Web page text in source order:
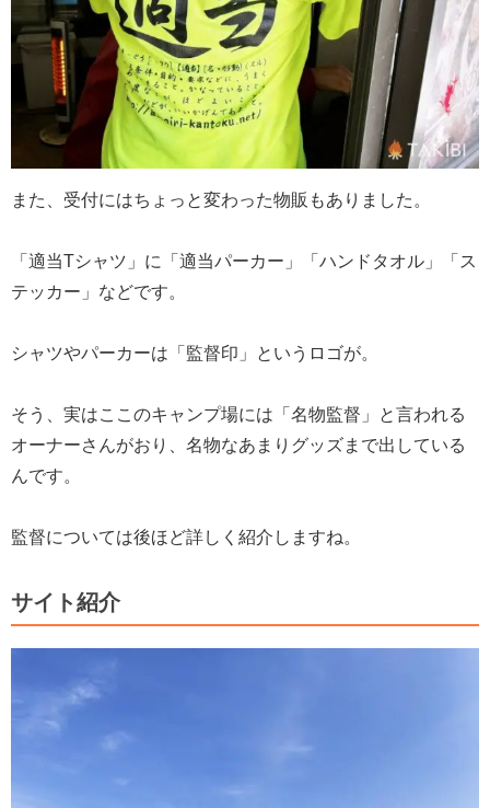
また、受付にはちょっと変わった物販もありました。
「適当Tシャツ」に「適当パーカー」「ハンドタオル」「ス
テッカー」などです。
シャツやパーカーは「監督印」というロゴが。
そう、実はここのキャンプ場には「名物監督」と言われる
オーナーさんがおり、名物なあまりグッズまで出している
んです。
監督については後ほど詳しく紹介しますね。
サイト紹介